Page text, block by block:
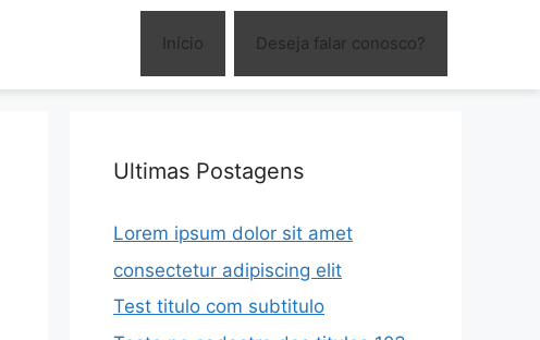
Início Deseja falar conosco?
Ultimas Postagens
Lorem ipsum dolor sit amet
consectetur adipiscing elit
Test titulo com subtitulo